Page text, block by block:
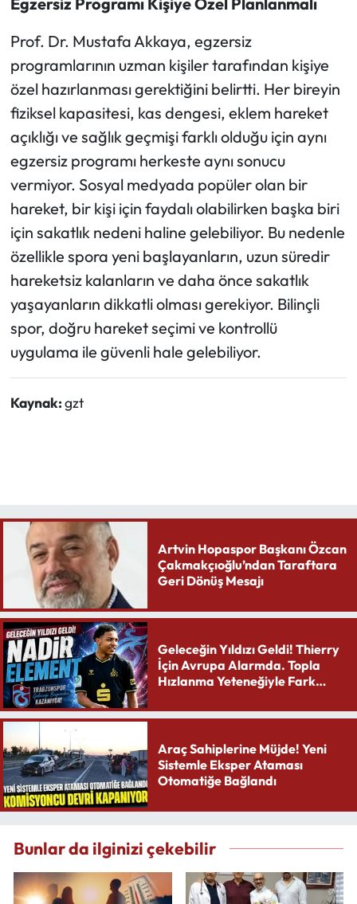
Prof. Dr. Mustafa Akkaya, egzersiz
programlarının uzman kişiler tarafından kişiye
özel hazırlanması gerektiğini belirtti. Her bireyin
fiziksel kapasitesi, kas dengesi, eklem hareket
açıklığı ve sağlık geçmişi farklı olduğu için aynı
egzersiz programı herkeste aynı sonucu
vermiyor. Sosyal medyada popüler olan bir
hareket, bir kişi için faydalı olabilirken başka biri
için sakatlık nedeni haline gelebiliyor. Bu nedenle
özellikle spora yeni başlayanların, uzun süredir
hareketsiz kalanların ve daha önce sakatlık
yaşayanların dikkatli olması gerekiyor. Bilinçli
spor, doğru hareket seçimi ve kontrollü
uygulama ile güvenli hale gelebiliyor.
Kaynak:gzt
Artvin Hopaspor Başkanı Özcan
Çakmakçıoğlu’ndan Taraftara
Geri Dönüş Mesajı
Geleceğin Yıldızı Geldi! Thierry
İçin Avrupa Alarmda. Topla
Hızlanma Yeteneğiyle Fark
Araç Sahiplerine Müjde! Yeni
Sistemle Eksper Ataması
Otomatiğe Bağlandı
Bunlar da ilginizi çekebilir